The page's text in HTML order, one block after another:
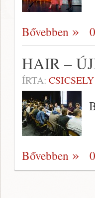
Bővebben
HAIR –
ÍRTA:
Bővebben